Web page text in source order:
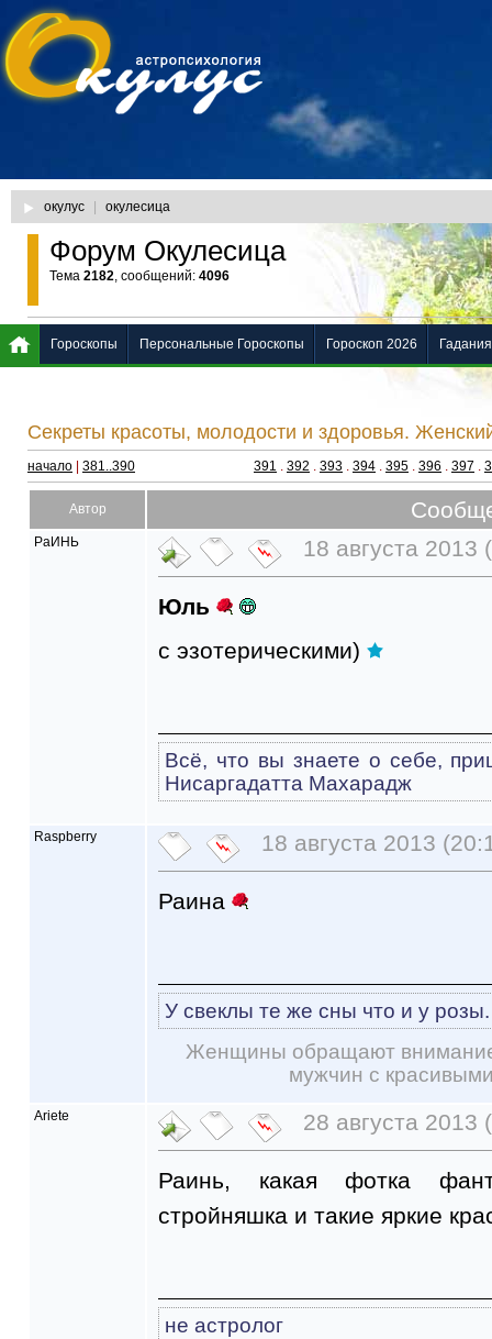
окулус окулесица
Форум Окулесица
Тема 2182, сообщений: 4096
Секреты красоты, молодости и здоровья.
начало 381..390 391 . 392 . 393 . 394 . 395 . 396 . 397 .
Автор
РаИНЬ 18 августа 2013
Юль
с эзотерическими)
Всё, что вы знаете о себе,
Нисаргадатта Махарадж
Raspberry 18 августа 2013
Раина
У свеклы те же сны что и у розы.
Женщины обращают
мужчин с
Ariete 28 августа 2013
Раинь, какая фотка
стройняшка и такие яркие
не астролог
Гороскопы Персональные Гороскопы Гороскоп 2026 Гадания